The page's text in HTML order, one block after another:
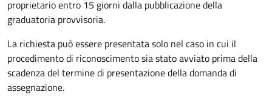
proprietario entro 15 giorni dalla pubblicazione della
graduatoria provvisoria.
La richiesta può essere presentata solo nel caso in cui il
procedimento di riconoscimento sia stato avviato prima della
scadenza del termine di presentazione della domanda di
assegnazione.